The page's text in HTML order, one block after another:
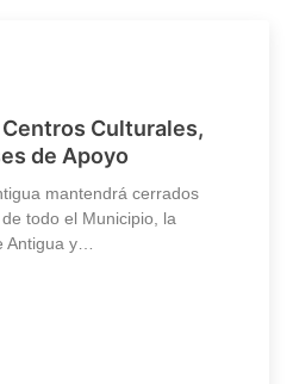
Culturales,
de Apoyo
mantendrá cerrados
todo el Municipio, la
Antigua y…